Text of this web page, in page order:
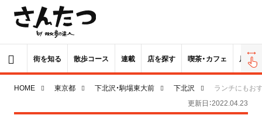
街を知る 散歩コース 連載 店を探す 喫茶・カフェ 居酒屋
HOME 東京都 下北沢・駒場東大前 下北沢
ランチにもお
更新日：2022.04.23